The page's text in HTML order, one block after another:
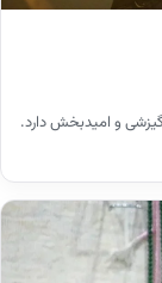
و امیدبخش دارد.